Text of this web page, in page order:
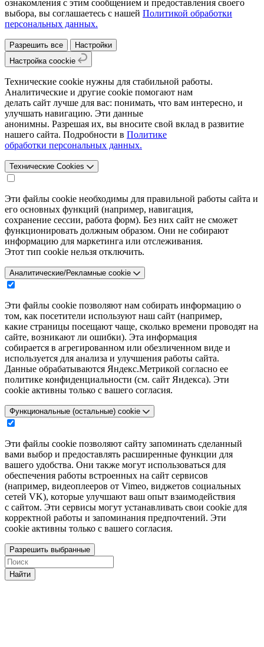
ознакомления с этим сообщением и предоставления своего
выбора, вы соглашаетесь с нашей Политикой обработки
персональных данных.
Разрешить все
Настройки
Настройка coockie
Технические cookie нужны для стабильной работы.
Аналитические и другие cookie помогают нам
делать сайт лучше для вас: понимать, что вам интересно, и
улучшать навигацию. Эти данные
анонимны. Разрешая их, вы вносите свой вклад в развитие
нашего сайта. Подробности в Политике
обработки персональных данных.
Технические Cookies
Эти файлы cookie необходимы для правильной работы сайта и
его основных функций (например, навигация,
сохранение сессии, работа форм). Без них сайт не сможет
функционировать должным образом. Они не собирают
информацию для маркетинга или отслеживания.
Этот тип cookie нельзя отключить.
Аналитические/Рекламные cookie
Эти файлы cookie позволяют нам собирать информацию о
том, как посетители используют наш сайт (например,
какие страницы посещают чаще, сколько времени проводят на
сайте, возникают ли ошибки). Эта информация
собирается в агрегированном или обезличенном виде и
используется для анализа и улучшения работы сайта.
Данные обрабатываются Яндекс.Метрикой согласно ее
политике конфиденциальности (см. сайт Яндекса). Эти
cookie активны только с вашего согласия.
Функциональные (остальные) cookie
Эти файлы cookie позволяют сайту запоминать сделанный
вами выбор и предоставлять расширенные функции для
вашего удобства. Они также могут использоваться для
обеспечения работы встроенных на сайт сервисов
(например, видеоплееров от Vimeo, виджетов социальных
сетей VK), которые улучшают ваш опыт взаимодействия
с сайтом. Эти сервисы могут устанавливать свои cookie для
корректной работы и запоминания предпочтений. Эти
cookie активны только с вашего согласия.
Разрешить выбранные
Найти